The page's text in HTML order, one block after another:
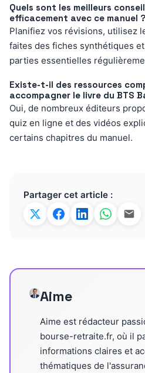
Quels sont les meilleurs
efficacement avec ce manuel ?
Planifiez vos révisions, utilisez
faites des fiches synthétiques
parties essentielles
Existe-t-il des ressources
accompagner le livre du BTS
Oui, de nombreux éditeurs
quiz en ligne et des vidéos
certains chapitres du manuel.
Partager cet article :
Aime
Aime est rédacteur
bourse-retraite.fr, où il
informations claires et
thématiques de